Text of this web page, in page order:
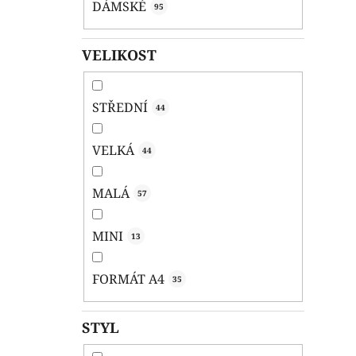
DÁMSKÉ 95
VELIKOST
STŘEDNÍ 44
VELKÁ 44
MALÁ 57
MINI 13
FORMÁT A4 35
STYL